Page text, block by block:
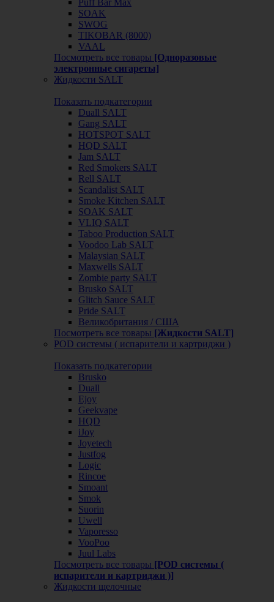
SOAK
SWOG
TIKOBAR (8000)
VAAL
Посмотреть все товары [Одноразовые
электронные сигареты]
Жидкости SALT
Показать подкатегории
Duall SALT
Gang SALT
HOTSPOT SALT
HQD SALT
Jam SALT
Red Smokers SALT
Rell SALT
Scandalist SALT
Smoke Kitchen SALT
SOAK SALT
VLIQ SALT
Taboo Production SALT
Voodoo Lab SALT
Malaysian SALT
Maxwells SALT
Zombie party SALT
Brusko SALT
Glitch Sauce SALT
Pride SALT
Великобритания / США
Посмотреть все товары [Жидкости SALT]
POD системы ( испарители и картриджи )
Показать подкатегории
Brusko
Duall
Ejoy
Geekvape
HQD
iJoy
Joyetech
Justfog
Logic
Rincoe
Smoant
Smok
Suorin
Uwell
Vaporesso
VooPoo
Juul Labs
Посмотреть все товары [POD системы (
испарители и картриджи )]
Жидкости щелочные